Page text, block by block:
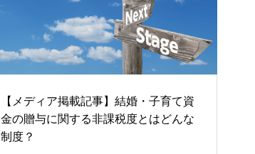
【メディア掲載記事】結婚・子育て資
金の贈与に関する非課税度とはどんな
制度？